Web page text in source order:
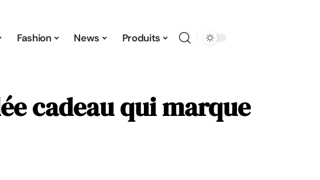
Fashion News Produits
cadeau qui marque